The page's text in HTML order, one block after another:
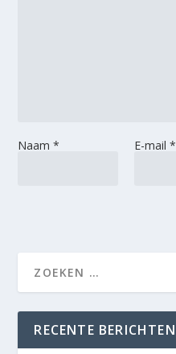
Naam* E-mail *
RECENTE BERICHTEN